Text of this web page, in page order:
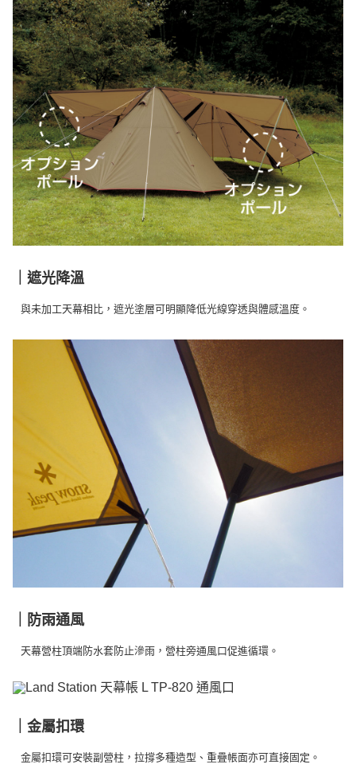
｜遮光降溫
與未加工天幕相比，遮光塗層可明顯降低光線穿透與體感溫度。
｜防雨通風
天幕營柱頂端防水套防止滲雨，營柱旁通風口促進循環。
｜金屬扣環
金屬扣環可安裝副營柱，拉撐多種造型、重疊帳面亦可直接固定。